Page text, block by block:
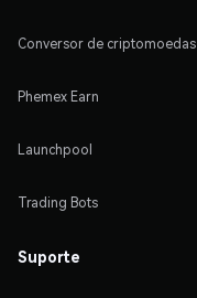
Conversor de criptomoedas
Phemex Earn
Launchpool
Trading Bots
Suporte